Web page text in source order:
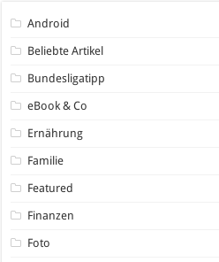
Android
Beliebte Artikel
Bundesligatipp
eBook & Co
Ernährung
Familie
Featured
Finanzen
Foto